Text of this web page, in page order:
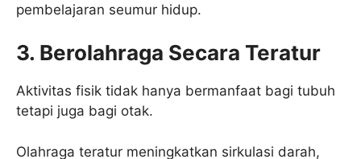
pembelajaran seumur hidup.
3. Berolahraga Secara Teratur
Aktivitas fisik tidak hanya bermanfaat bagi tubuh
tetapi juga bagi otak.
Olahraga teratur meningkatkan sirkulasi darah,